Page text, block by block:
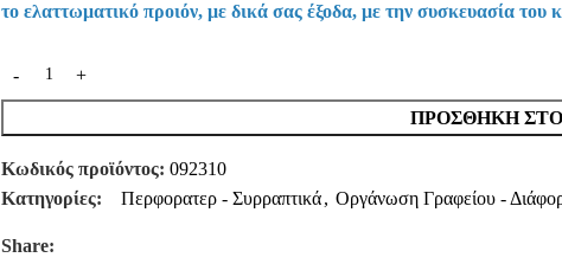
το ελαττωματικό προιόν, με δικά σας έξοδα, με την συσκευασία του
ΠΡΟΣΘΉΚΗ
Κωδικός προϊόντος: 092310
Κατηγορίες:
Περφορατερ - Συρραπτικά, Οργάνωση Γραφείου -
Share: